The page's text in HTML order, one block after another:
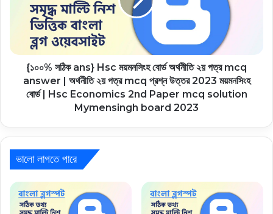
{১০০% সঠিক ans} Hsc ময়মনসিংহ বোর্ড অর্থনীতি ২য় পত্র mcq
answer | অর্থনীতি ২য় পত্র mcq প্রশ্ন উত্তর 2023 ময়মনসিংহ
বোর্ড | Hsc Economics 2nd Paper mcq solution
Mymensingh board 2023
ভালো লাগতে পারে